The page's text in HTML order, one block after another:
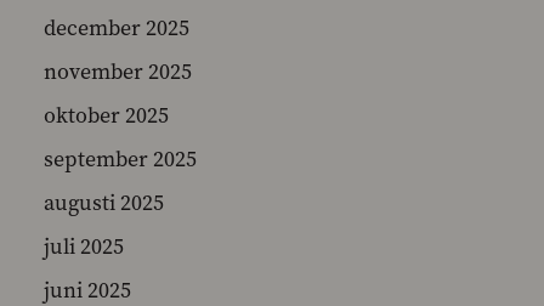
SEARCH
december 2025
november 2025
oktober 2025
september 2025
augusti 2025
juli 2025
juni 2025